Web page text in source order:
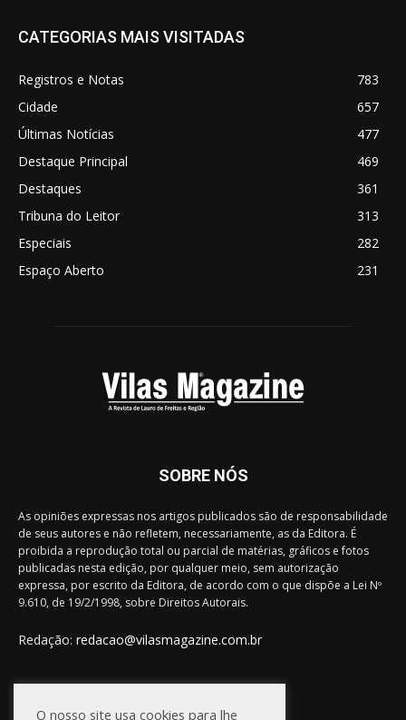
CATEGORIAS MAIS VISITADAS
Registros e Notas
783
Cidade
657
Últimas Notícias
477
Destaque Principal
469
Destaques
361
Tribuna do Leitor
313
Especiais
282
Espaço Aberto
231
SOBRE NÓS
As opiniões expressas nos artigos publicados são de responsabilidade
de seus autores e não refletem, necessariamente, as da Editora. É
proibida a reprodução total ou parcial de matérias, gráficos e fotos
publicadas nesta edição, por qualquer meio, sem autorização
expressa, por escrito da Editora, de acordo com o que dispõe a Lei Nº
9.610, de 19/2/1998, sobre Direitos Autorais.
Redação: redacao@vilasmagazine.com.br
FIQUE CONECTADO
O nosso site usa cookies para lhe